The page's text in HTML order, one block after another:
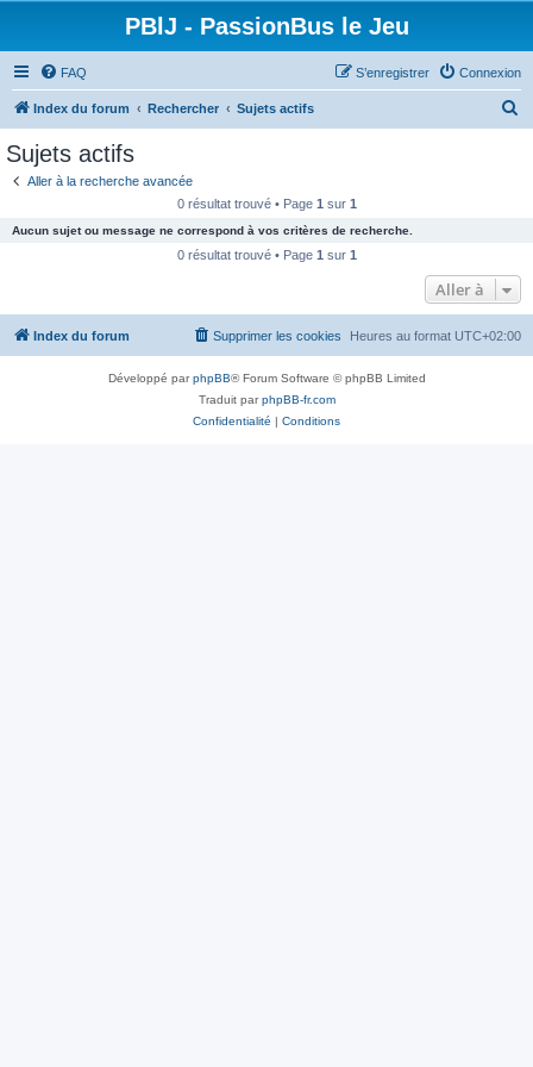
PBlJ - PassionBus le Jeu
FAQ Connexion
S’enregistrer
Index du forum Rechercher Sujets actifs
c
e
Sujets actifs
Aller à la recherche avancée
0 résultat trouvé • Page 1 sur 1
Aucun sujet ou message ne correspond à vos critères de recherche.
0 résultat trouvé • Page 1 sur 1
Aller à
Index du forum Heures au format UTC+02:00
Supprimer les cookies
Développé parphpBB® Forum Software © phpBB Limited
Traduit parphpBB-fr.com
Confidentialité | Conditions